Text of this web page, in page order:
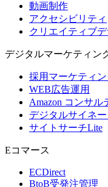
動画制作
アクセシビリティ
クリエイティブ
デジタルマーケティン
採用マーケティ
WEB広告運用
Amazon コンサル
デジタルサイネ
サイトサーチLite
Eコマース
ECDirect
BtoB受発注管理